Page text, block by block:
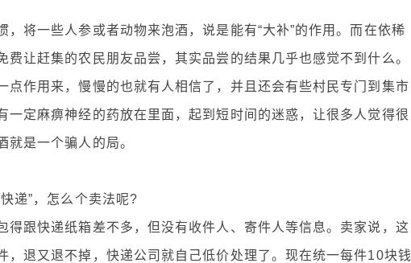
将一些人参或者动物来泡酒，说是能有“大补”的作用。而在依稀
让赶集的农民朋友品尝，其实品尝的结果几乎也感觉不到什么。
作用来，慢慢的也就有人相信了，并且还会有些村民专门到集市
一定麻痹神经的药放在里面，起到短时间的迷惑，让很多人觉得很
就是一个骗人的局。
递”，怎么个卖法呢?
跟快递纸箱差不多，但没有收件人、寄件人等信息。卖家说，这
，退又退不掉，快递公司就自己低价处理了。现在统一每件10块钱